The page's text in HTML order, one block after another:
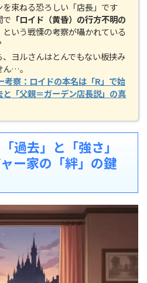
束ねる恐ろしい「店長」です
で 「ロイド（黄昏）の行方不明の
という戦慄の考察が囁かれている
ヨルさんはとんでもない板挟み
…。
考察：ロイドの本名は「R」で始
「父親＝ガーデン店長説」の真
過去」と「強さ」
ー家の「絆」の鍵